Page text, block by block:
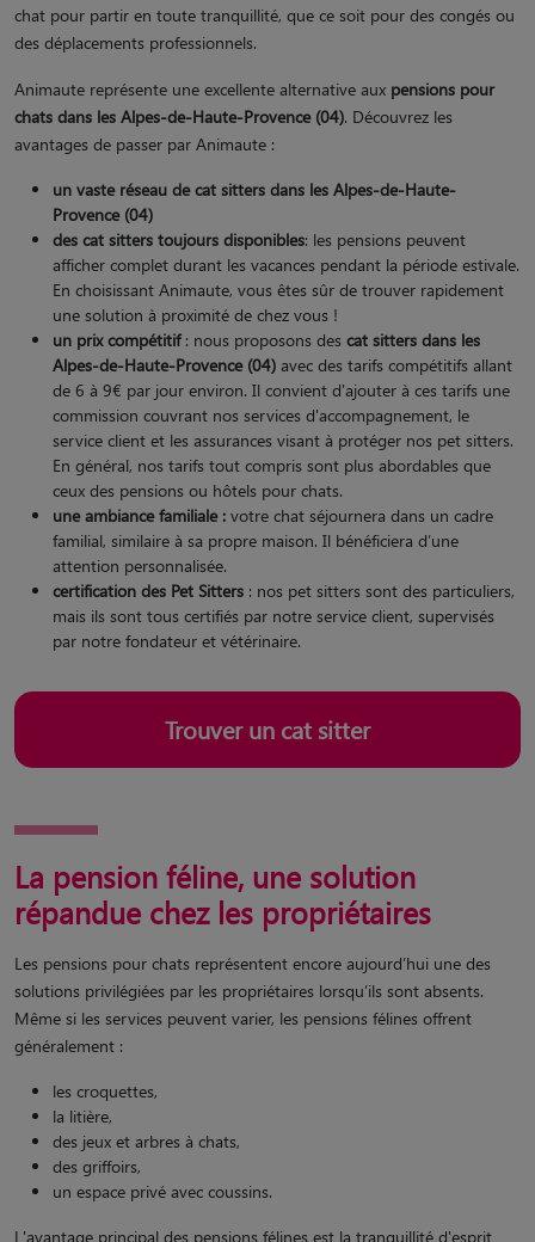
chat pour partir en toute tranquillité, que ce soit pour des congés ou
des déplacements professionnels.
Animaute représente une excellente alternative aux pensions pour
chats dans les Alpes-de-Haute-Provence (04). Découvrez les
avantages de passer par Animaute :
un vaste réseau de cat sitters dans les Alpes-de-Haute-
Provence (04)
des cat sitters toujours disponibles: les pensions peuvent
afficher complet durant les vacances pendant la période estivale.
En choisissant Animaute, vous êtes sûr de trouver rapidement
une solution à proximité de chez vous !
un prix compétitif: nous proposons des cat sitters dans les
Alpes-de-Haute-Provence (04) avec des tarifs compétitifs allant
de 6 à 9€ par jour environ. Il convient d'ajouter à ces tarifs une
commission couvrant nos services d'accompagnement, le
service client et les assurances visant à protéger nos pet sitters.
En général, nos tarifs tout compris sont plus abordables que
ceux des pensions ou hôtels pour chats.
une ambiance familiale : votre chat séjournera dans un cadre
familial, similaire à sa propre maison. Il bénéficiera d’une
attention personnalisée.
certification des Pet Sitters : nos pet sitters sont des particuliers,
mais ils sont tous certifiés par notre service client, supervisés
par notre fondateur et vétérinaire.
Trouver un cat sitter
La pension féline, une solution
répandue chez les propriétaires
Les pensions pour chats représentent encore aujourd’hui une des
solutions privilégiées par les propriétaires lorsqu’ils sont absents.
Même si les services peuvent varier, les pensions félines offrent
généralement :
les croquettes,
la litière,
des jeux et arbres à chats,
des griffoirs,
un espace privé avec coussins.
L'avantage principal des pensions félines est la tranquillité d'esprit